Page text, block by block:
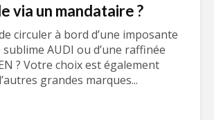
via un mandataire ?
circuler à bord d’une imposante
sublime AUDI ou d’une raffinée
? Votre choix est également
grandes marques...